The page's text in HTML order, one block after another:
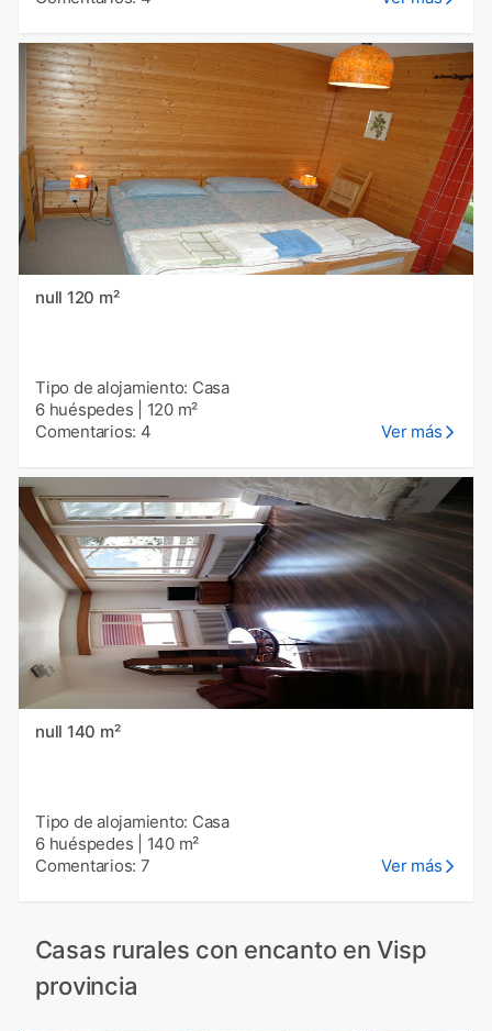
null 120 m²
Tipo de alojamiento: Casa
6 huéspedes
120 m²
Comentarios: 4
Ver más
null 140 m²
Tipo de alojamiento: Casa
6 huéspedes
140 m²
Comentarios: 7
Ver más
Casas rurales con encanto en Visp
provincia